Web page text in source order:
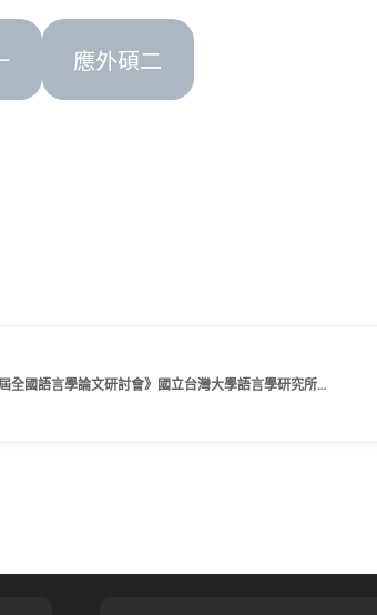
應外碩二
【研討會徵稿】《第二十四屆全國語言學論文研討會》國立台灣大學語言學研究所、台灣語言學學會